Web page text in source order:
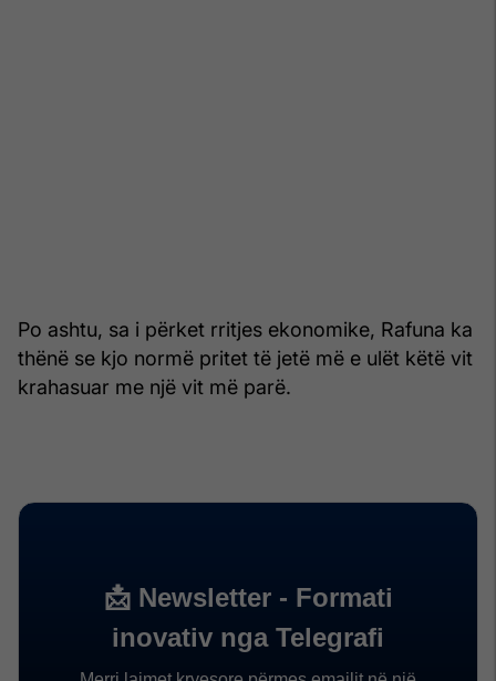
Po ashtu, sa i përket rritjes ekonomike, Rafuna ka
thënë se kjo normë pritet të jetë më e ulët këtë vit
krahasuar me një vit më parë.